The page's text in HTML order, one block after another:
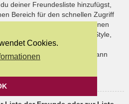
Cookies.
deiner Freundesliste hinzufügst,
Bereich für den schnellen Zugriff
Onlinestatus und kannst ihnen
senden. Abhängig von dem Style,
deiner Freunde auch
einen Benutzer ignorierst, dann